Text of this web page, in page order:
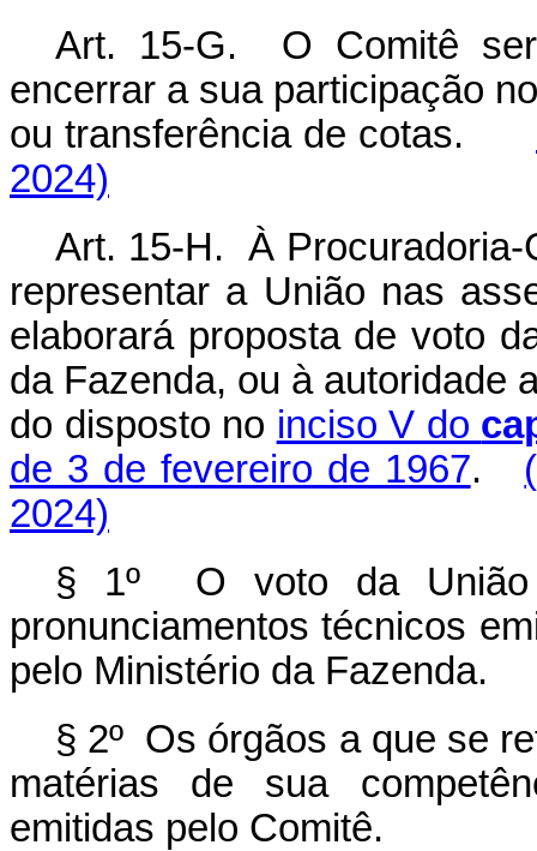
Art. 15-G. O Comitê
encerrar a sua participação
ou transferência de cotas.
2024)
Art. 15-H. À Procuradoria-
representar a União nas
elaborará proposta de voto
da Fazenda, ou à autoridade
do disposto no inciso V do
de 3 de fevereiro de 1967.
2024)
§ 1º O voto da União
pronunciamentos técnicos
pelo Ministério da Fazenda.
§ 2º Os órgãos a que se
matérias de sua
emitidas pelo Comitê.